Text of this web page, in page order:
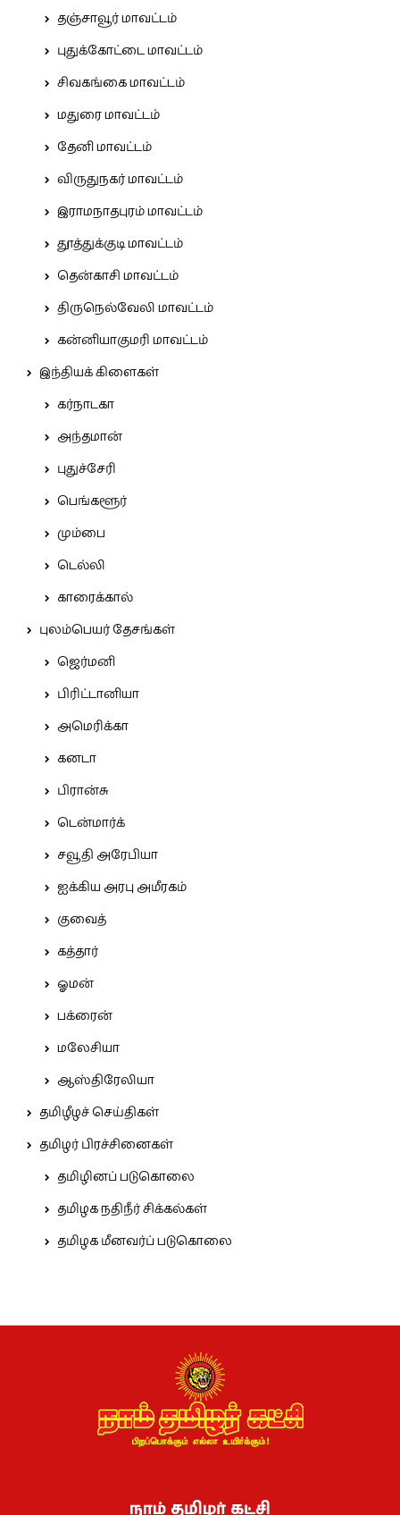
தஞ்சாவூர் மாவட்டம்
புதுக்கோட்டை மாவட்டம்
சிவகங்கை மாவட்டம்
மதுரை மாவட்டம்
தேனி மாவட்டம்
விருதுநகர் மாவட்டம்
இராமநாதபுரம் மாவட்டம்
தூத்துக்குடி மாவட்டம்
தென்காசி மாவட்டம்
திருநெல்வேலி மாவட்டம்
கன்னியாகுமரி மாவட்டம்
இந்தியக் கிளைகள்
கர்நாடகா
அந்தமான்
புதுச்சேரி
பெங்களூர்
மும்பை
டெல்லி
காரைக்கால்
புலம்பெயர் தேசங்கள்
ஜெர்மனி
பிரிட்டானியா
அமெரிக்கா
கனடா
பிரான்சு
டென்மார்க்
சவூதி அரேபியா
ஐக்கிய அரபு அமீரகம்
குவைத்
கத்தார்
ஓமன்
பக்ரைன்
மலேசியா
ஆஸ்திரேலியா
தமிழீழச் செய்திகள்
தமிழர் பிரச்சினைகள்
தமிழினப் படுகொலை
தமிழக நதிநீர் சிக்கல்கள்
தமிழக மீனவர்ப் படுகொலை
நாம் தமிழர் கட்சி